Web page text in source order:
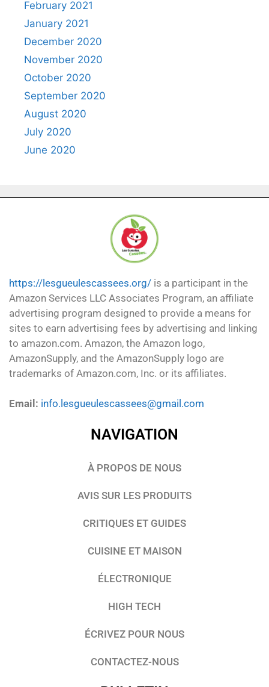
February 2021
January 2021
December 2020
November 2020
October 2020
September 2020
August 2020
July 2020
June 2020
https://lesgueulescassees.org/ is a participant in the
Amazon Services LLC Associates Program, an affiliate
advertising program designed to provide a means for
sites to earn advertising fees by advertising and linking
to amazon.com. Amazon, the Amazon logo,
AmazonSupply, and the AmazonSupply logo are
trademarks of Amazon.com, Inc. or its affiliates.
Email: info.lesgueulescassees@gmail.com
NAVIGATION
À PROPOS DE NOUS
AVIS SUR LES PRODUITS
CRITIQUES ET GUIDES
CUISINE ET MAISON
ÉLECTRONIQUE
HIGH TECH
ÉCRIVEZ POUR NOUS
CONTACTEZ-NOUS